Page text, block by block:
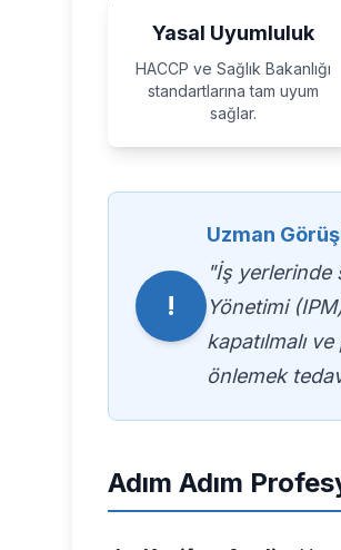
Yasal Uyumluluk
HACCP ve Sağlık Bakanlığı
standartlarına tam uyum
sağlar.
!
Uzman
"İş yerlerinde
Yönetimi
kapatılmalı
önlemek
Adım Adım